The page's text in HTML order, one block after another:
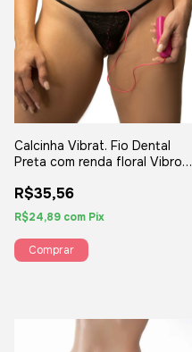
Calcinha Vibrat. Fio Dental
Preta com renda floral Vibro -
R$35,56
R$24,89 com Pix